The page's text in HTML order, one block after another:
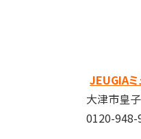
JEUGIA
大津市皇
0120-948-